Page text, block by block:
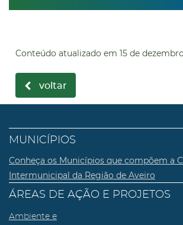
Conteúdo atualizado em 15 de
voltar
MUNICÍPIOS
Conheça os Municípios que compõem a
Intermunicipal da Região de Aveiro
ÁREAS DE AÇÃO E PROJETOS
Ambiente e